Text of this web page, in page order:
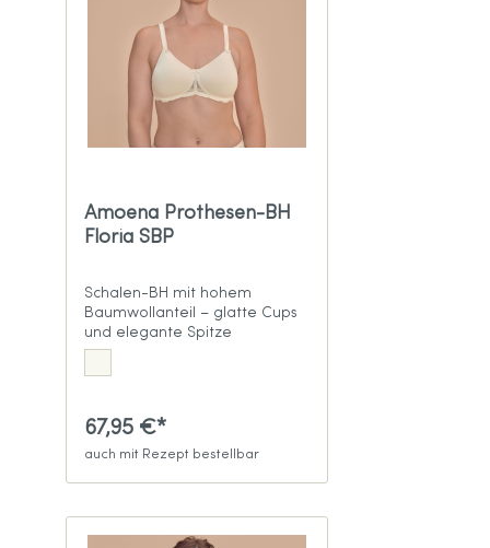
Amoena Prothesen-BH
Floria SBP
Schalen-BH mit hohem
Baumwollanteil – glatte Cups
und elegante Spitze
67,95 €*
auch mit Rezept bestellbar